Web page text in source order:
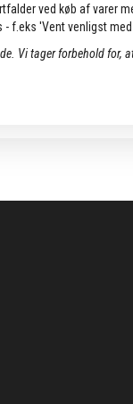
ved køb af varer
f.eks 'Vent venligst
Vi tager forbehold for,